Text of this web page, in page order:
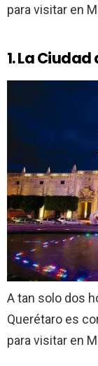
para visitar en
1. La
A tan solo dos
Querétaro es
para visitar en